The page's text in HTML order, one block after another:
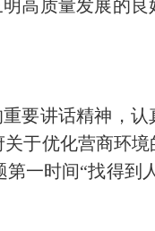
高质量发展的
要讲话精神，
于优化营商环
一时间“找得到